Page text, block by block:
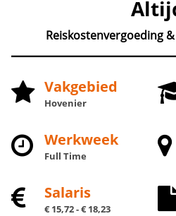
Reiskostenvergoeding
Vakgebied
Hovenier
Werkweek
Full Time
Salaris
€ 15,72 - € 18,23